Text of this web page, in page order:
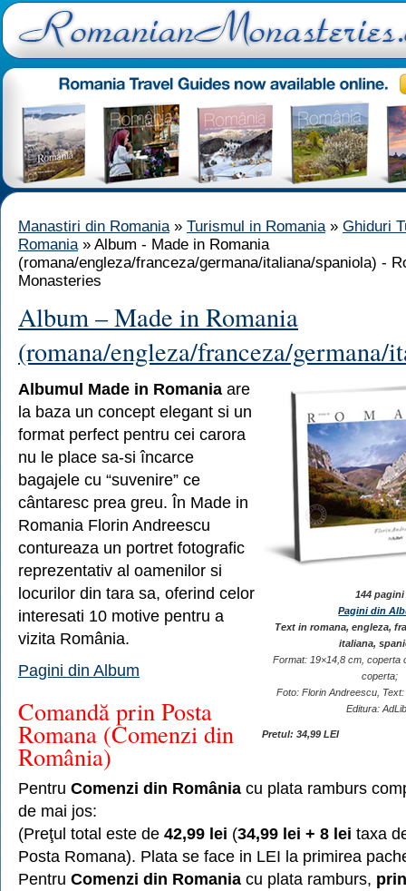
Manastiri din Romania» Turismul in Romania» Ghiduri
Romania» Album - Made in Romania
(romana/engleza/franceza/germana/italiana/spaniola) -
Monasteries
Album – Made in Romania
(romana/engleza/franceza/germana/
144 pagini
Pagini din
Text in romana, engleza,
italiana,
Format: 19×14,8 cm, coperta
coperta;
Foto: Florin Andreescu,
Editura:
Pretul: 34,99 LEI
Albumul Made in Romania are
la baza un concept elegant si un
format perfect pentru cei carora
nu le place sa-si încarce
bagajele cu “suvenire” ce
cântaresc prea greu. În Made in
Romania Florin Andreescu
contureaza un portret fotografic
reprezentativ al oamenilor si
locurilor din tara sa, oferind celor
interesati 10 motive pentru a
vizita România.
Pagini din Album
Comandă prin Posta
Romana (Comenzi din
România)
Pentru Comenzi din România cu plata ramburs
de mai jos:
(Preţul total este de 42,99 lei (34,99 lei + 8 lei taxa
Posta Romana). Plata se face in LEI la primirea
Pentru Comenzi din Romania cu plata ramburs,